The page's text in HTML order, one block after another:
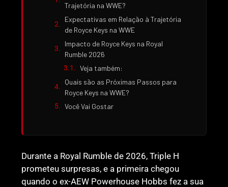
Trajetória na WWE?
Expectativas em Relação à Trajetória
de Royce Keys na WWE
Impacto de Royce Keys na Royal
Rumble 2026
Veja também:
Quais são as Próximas Passos para
Royce Keys na WWE?
Você Vai Gostar
Durante a Royal Rumble de 2026, Triple H
prometeu surpresas, e a primeira chegou
quando o ex-AEW Powerhouse Hobbs fez a sua